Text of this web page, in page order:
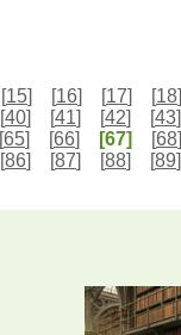
[15] [16] [17] [18]
[40] [41] [42] [43]
[65] [66] [67] [68]
[86] [87] [88] [89]